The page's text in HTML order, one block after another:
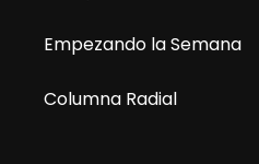
Empezando la Semana
Columna Radial